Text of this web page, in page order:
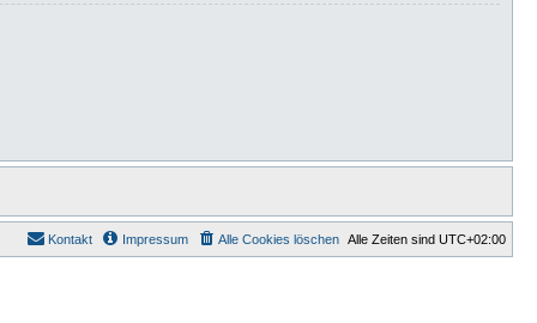
Alle Zeiten sind UTC+02:00
Alle Cookies löschen
Impressum
Kontakt